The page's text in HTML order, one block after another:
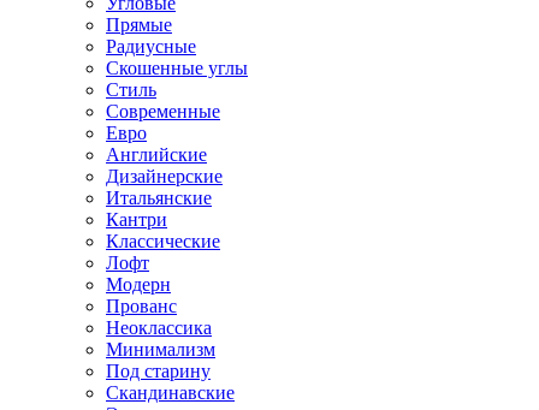
Прямые
Радиусные
Скошенные углы
Стиль
Современные
Евро
Английские
Дизайнерские
Итальянские
Кантри
Классические
Лофт
Модерн
Прованс
Неоклассика
Минимализм
Под старину
Скандинавские